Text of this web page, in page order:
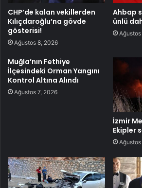
CHP’de kalan vekillerden
Kılıçdaroğlu’na gövde
gösterisi!
Ağustos 8, 2026
Ahbap
ünlü
Muğla’nın Fethiye
İlçesindeki Orman Yangını
Kontrol Altına Alındı
Ağustos 7, 2026
İzmir
Ekipler